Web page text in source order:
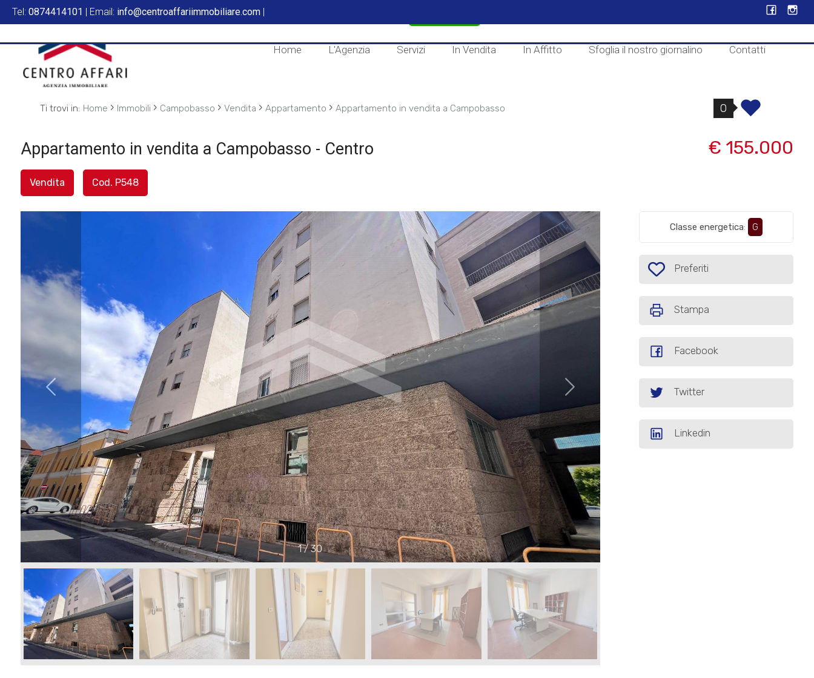
Tel: 0874414101 | Email: info@centroaffariimmobiliare.com |
Home L'Agenzia Servizi In Vendita In Affitto Sfoglia il nostro giornalino Contatti
Ti trovi in: Home › Immobili › Campobasso › Vendita › Appartamento › Appartamento in vendita a Campobasso 0
Appartamento in vendita a Campobasso - Centro
Vendita Cod. P548
€ 155.000
1 / 30
Classe energetica: G
Preferiti: Cod. P548
Preferiti
Stampa
Facebook
Twitter
Linkedin
L'AGENZIA
SERVIZI
IL
Codice
Vendita
Affitto
cercare
Comune
Tipologia
-
multiscelta
Qualsiasi
Residenziali
Commerciali
Terreni
Prezzo